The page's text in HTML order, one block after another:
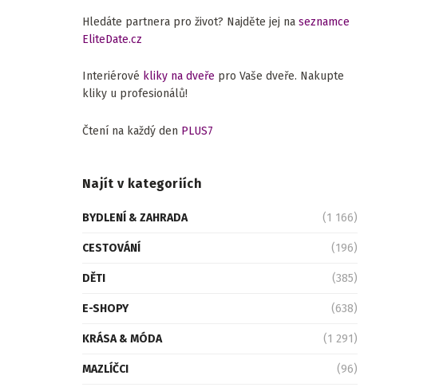
Hledáte partnera pro život? Najděte jej na seznamce
EliteDate.cz
Interiérové kliky na dveře pro Vaše dveře. Nakupte
kliky u profesionálů!
Čtení na každý den PLUS7
Najít v kategoriích
BYDLENÍ & ZAHRADA (1 166)
CESTOVÁNÍ (196)
DĚTI (385)
E-SHOPY (638)
KRÁSA & MÓDA (1 291)
MAZLÍČCI (96)